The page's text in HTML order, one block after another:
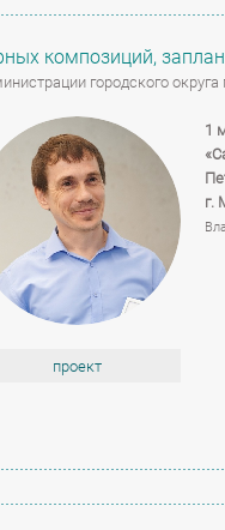
композиций,
городского
проект
1
г.